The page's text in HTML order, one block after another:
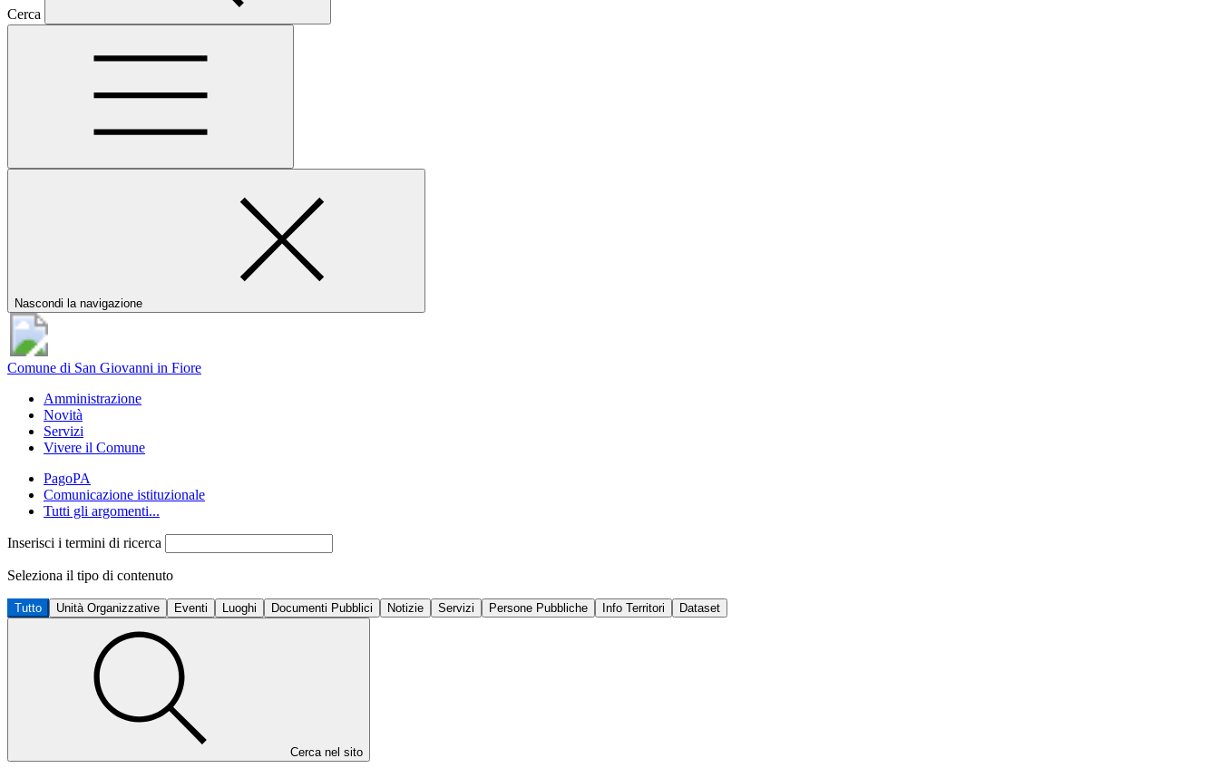
Cerca
Nascondi la navigazione
Comune di San Giovanni in Fiore
Amministrazione
Novità
Servizi
Vivere il Comune
PagoPA
Comunicazione istituzionale
Tutti gli argomenti...
Inserisci i termini di ricerca
Seleziona il tipo di contenuto
Tutto Unità Organizzative Eventi Luoghi Documenti Pubblici Notizie Servizi Persone Pubbliche Info Territori Dataset
Cerca nel sito